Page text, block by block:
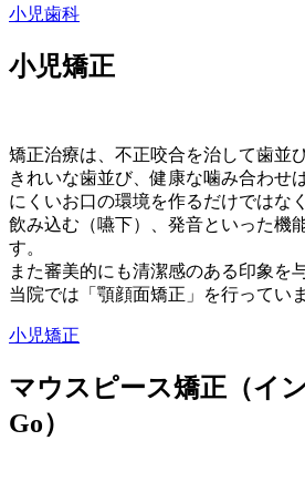
小児歯科
小児矯正
矯正治療は、不正咬合を治して歯並
きれいな歯並び、健康な噛み合わせ
にくいお口の環境を作るだけではな
飲み込む（嚥下）、発音といった機
す。
また審美的にも清潔感のある印象を
当院では「顎顔面矯正」を行っていま
小児矯正
マウスピース矯正（イ
Go）